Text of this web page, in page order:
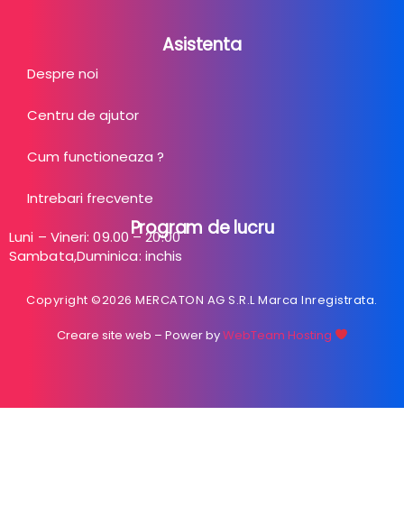
Asistenta
Despre noi
Centru de ajutor
Cum functioneaza ?
Intrebari frecvente
Program de lucru
Luni – Vineri: 09.00 – 20:00
Sambata,Duminica: inchis
Copyright ©2026 MERCATON AG S.R.L Marca Inregistrata.
Creare site web – Power byWebTeam Hosting